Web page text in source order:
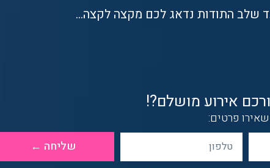
שלב התודות נדאג לכם מקצה לקצה...
אירוע מושלם?!
פרטים:
שליחה ←